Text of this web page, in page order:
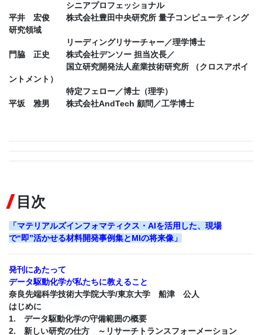
シニアプロフェッショナル
平井 宏俊 株式会社豊田中央研究所 量子コンピューティング
研究領域
リーディングリサーチャー／理学博士
門脇 正史 株式会社デンソー 担当次長／
国立研究開発法人産業技術研究所 （クロスアポイ
ントメント）
特定フェロー／博士（理学）
平坂 雅男 株式会社AndTech 顧問／工学博士
目次
「マテリアルズインフォマティクス・AIを活用した、現場
で“即”活かせる材料開発事例集とMIの将来像」
発刊にあたって
データ駆動化学が私たちに教えること
奈良先端科学技術大学院大学/東京大学 船津 公人
はじめに
1. データ駆動化学の守備範囲の概要
2. 新しい研究の仕方 ～リサーチトランスフォーメーション